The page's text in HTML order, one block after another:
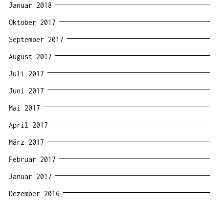
Januar 2018
Oktober 2017
September 2017
August 2017
Juli 2017
Juni 2017
Mai 2017
April 2017
März 2017
Februar 2017
Januar 2017
Dezember 2016